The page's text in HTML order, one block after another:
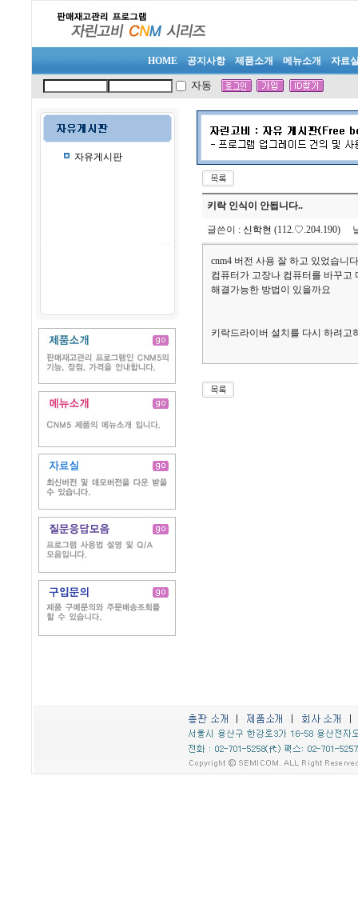
HOME 공지사항 제품소개 메뉴소개 자료
자동
자유게시판
키락 인식이 안됩니다..
글쓴이 : 신학현 (112.♡.204.190)
cnm4 버전 사용 잘 하고 있었습니
컴퓨터가 고장나 컴퓨터를 바꾸고
해결가능한 방법이 있을까요
키락드라이버 설치를 다시 하려고